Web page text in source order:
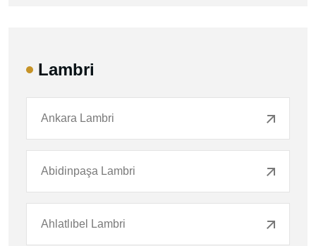
Lambri
Ankara Lambri
Abidinpaşa Lambri
Ahlatlıbel Lambri